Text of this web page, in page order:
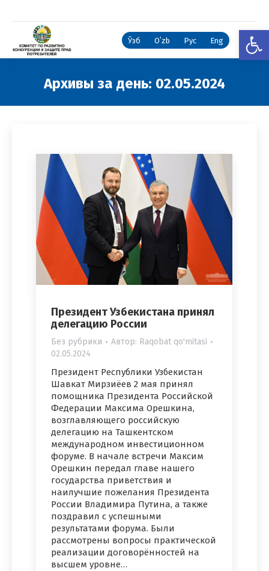
Ўзб Oʻzb Рус Eng
Архивы за день: 02.05.2024
Президент Узбекистана принял
делегацию России
Без рубрики Автор: Raqobat qo'mitasi
02.05.2024
Президент Республики Узбекистан
Шавкат Мирзиёев 2 мая принял
помощника Президента Российской
Федерации Максима Орешкина,
возглавляющего российскую
делегацию на Ташкентском
международном инвестиционном
форуме. В начале встречи Максим
Орешкин передал главе нашего
государства приветствия и
наилучшие пожелания Президента
России Владимира Путина, а также
поздравил с успешными
результатами форума. Были
рассмотрены вопросы практической
реализации договорённостей на
высшем уровне…